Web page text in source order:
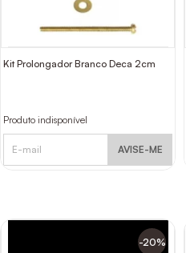
Kit Prolongador Branco Deca 2cm
Produto indisponível
AVISE-ME
-20%